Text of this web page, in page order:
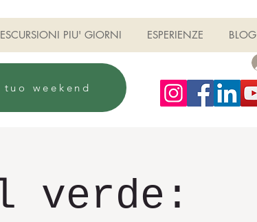
ESCURSIONI PIU' GIORNI ESPERIENZE BLOG
weekend
verde: